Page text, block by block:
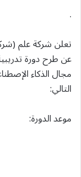
.
تعلن شركة علم
عن طرح دورة
مجال الذكاء
التالي:
موعد الدورة: